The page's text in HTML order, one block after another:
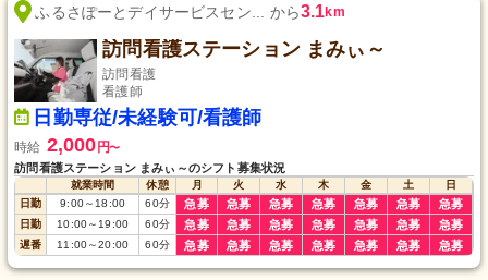
ふるさぽーとデイサービスセン... から3.1km
訪問看護ステーション まみぃ～
訪問看護
看護師
日勤専従/未経験可/看護師
時給 2,000 円〜
訪問看護ステーション まみぃ～のシフト募集状況
就業時間 休憩 月 火 水 木 金 土
日
日勤
9:00～18:00 60分 急募 急募 急募 急募 急募 急募 急募
日勤 10:00～19:00 60分 急募 急募 急募 急募 急募 急募 急募
遅番 11:00～20:00 60分 急募 急募 急募 急募 急募 急募 急募